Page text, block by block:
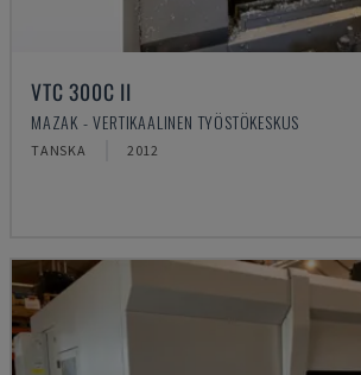
VTC 300C II
MAZAK - VERTIKAALINEN TYÖSTÖKESKUS
TANSKA 2012